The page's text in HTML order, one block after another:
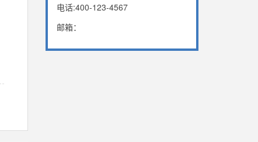
电话:400-123-4567
邮箱：